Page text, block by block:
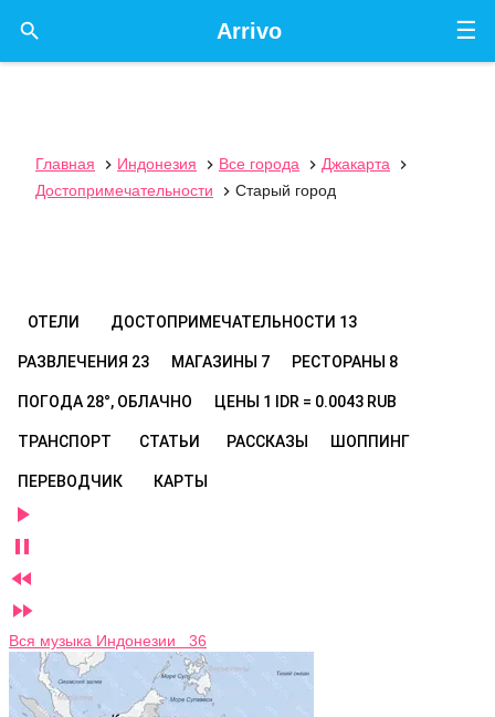
☰
Arrivo

Главная  Индонезия  Все города  Джакарта

Достопримечательности
 Старый город
ОТЕЛИ ДОСТОПРИМЕЧАТЕЛЬНОСТИ 13
РАЗВЛЕЧЕНИЯ 23 МАГАЗИНЫ 7 РЕСТОРАНЫ 8
ПОГОДА 28°, ОБЛАЧНО ЦЕНЫ 1 IDR = 0.0043 RUB
ТРАНСПОРТ СТАТЬИ РАССКАЗЫ ШОППИНГ
ПЕРЕВОДЧИК КАРТЫ




Вся музыка Индонезии 36